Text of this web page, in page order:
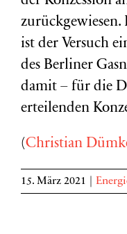
ist der Versuch
des Berliner
damit – für die
erteilenden
(Christian
15. März 2021